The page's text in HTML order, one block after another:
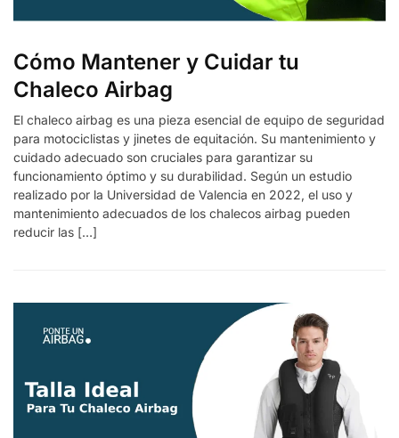
Cómo Mantener y Cuidar tu
Chaleco Airbag
El chaleco airbag es una pieza esencial de equipo de seguridad
para motociclistas y jinetes de equitación. Su mantenimiento y
cuidado adecuado son cruciales para garantizar su
funcionamiento óptimo y su durabilidad. Según un estudio
realizado por la Universidad de Valencia en 2022, el uso y
mantenimiento adecuados de los chalecos airbag pueden
reducir las […]